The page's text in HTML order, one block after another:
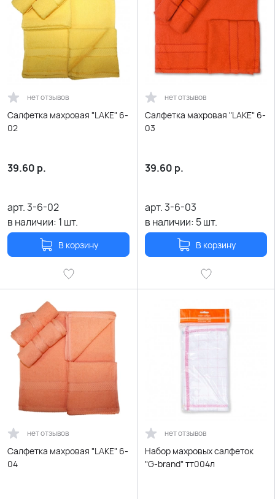
нет отзывов
Салфетка махровая "LAKE" 6-
02
39.60 р.
арт.3-6-02
в наличии: 1 шт.
В корзину
нет отзывов
Салфетка махровая "LAKE" 6-
03
39.60 р.
арт.3-6-03
в наличии: 5шт.
В корзину
нет отзывов
Салфетка махровая "LAKE" 6-
04
нет отзывов
Набор махровых салфеток
"G-brand" тт004л